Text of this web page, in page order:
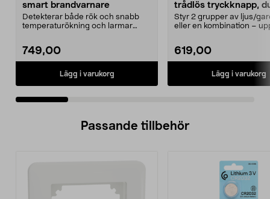
smart brandvarnare
Detekterar både rök och snabb
temperaturökning och larmar
749,00
Lägg i varukorg
trådlös tryckknapp,
Styr 2 grupper av ljus/
eller en kombination –
619,00
Lägg i varukorg
Passande tillbehör